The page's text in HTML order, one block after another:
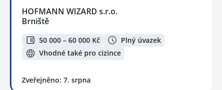
HOFMANN WIZARD s.r.o.
Brniště
50 000 – 60 000 Kč
Plný úvazek
Vhodné také pro cizince
Zveřejněno: 7. srpna